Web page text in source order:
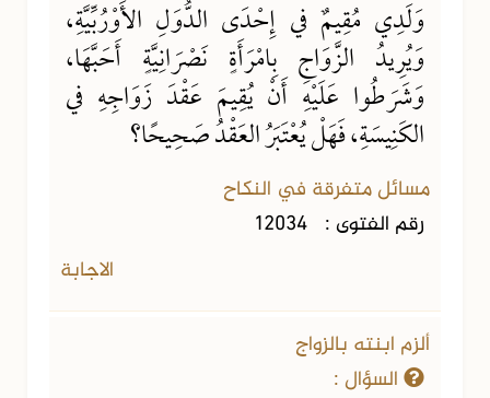
وَلَدِي مُقِيمٌ في إِحْدَى الدُّوَلِ الأَوْرُبِّيَّةِ،
وَيُرِيدُ الزَّوَاجِ بِامْرَأَةٍ نَصْرَانِيَّةٍ أَحَبَّهَا،
وَشَرَطُوا عَلَيْهِ أَنْ يُقِيمَ عَقْدَ زَوَاجِهِ في
الكَنِيسَةِ، فَهَلْ يُعْتَبَرُ العَقْدُ صَحِيحًا؟
مسائل متفرقة في النكاح
رقم الفتوى : 12034
الاجابة
ألزم ابنته بالزواج
السؤال :